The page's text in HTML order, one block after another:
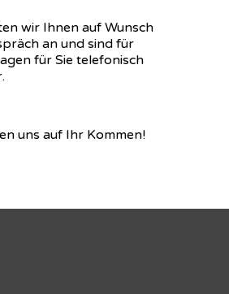
wir Ihnen auf Wunsch
an und sind für
für Sie telefonisch
uns auf Ihr Kommen!